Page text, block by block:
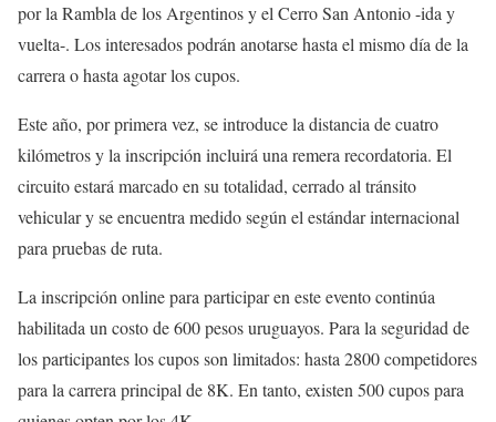
por la Rambla de los Argentinos y el Cerro San Antonio -ida y
vuelta-. Los interesados podrán anotarse hasta el mismo día de la
carrera o hasta agotar los cupos.
Este año, por primera vez, se introduce la distancia de cuatro
kilómetros y la inscripción incluirá una remera recordatoria. El
circuito estará marcado en su totalidad, cerrado al tránsito
vehicular y se encuentra medido según el estándar internacional
para pruebas de ruta.
La inscripción online para participar en este evento continúa
habilitada un costo de 600 pesos uruguayos. Para la seguridad de
los participantes los cupos son limitados: hasta 2800 competidores
para la carrera principal de 8K. En tanto, existen 500 cupos para